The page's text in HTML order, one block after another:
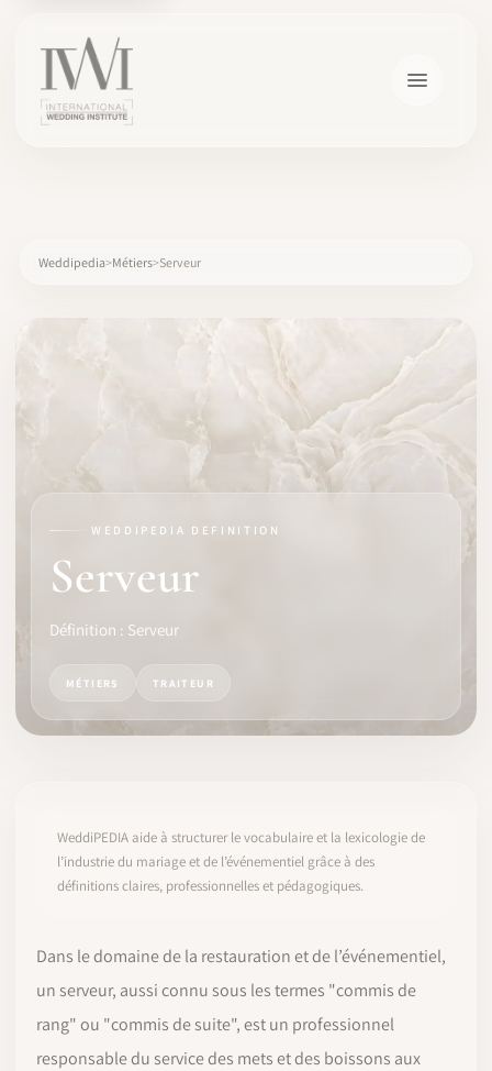
LOGICIEL
IDENTITÉ PRO
COMMENCER
Weddipedia Métiers Serveur
WEDDIPEDIA DEFINITION
Serveur
Définition : Serveur
MÉTIERS TRAITEUR
WeddiPEDIA aide à structurer le vocabulaire et la lexicologie de
l’industrie du mariage et de l’événementiel grâce à des
définitions claires, professionnelles et pédagogiques.
Dans le domaine de la restauration et de l’événementiel,
un serveur, aussi connu sous les termes "commis de
rang" ou "commis de suite", est un professionnel
responsable du service des mets et des boissons aux